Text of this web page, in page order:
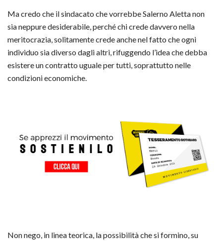
Ma credo che il sindacato che vorrebbe Salerno Aletta non
sia neppure desiderabile, perché chi crede davvero nella
meritocrazia, solitamente crede anche nel fatto che ogni
individuo sia diverso dagli altri, rifuggendo l’idea che debba
esistere un contratto uguale per tutti, soprattutto nelle
condizioni economiche.
Non nego, in linea teorica, la possibilità che si formino, su